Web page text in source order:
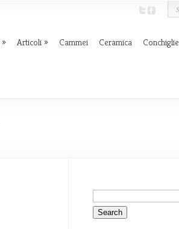
Articoli Cammei Ceramica Conchiglie